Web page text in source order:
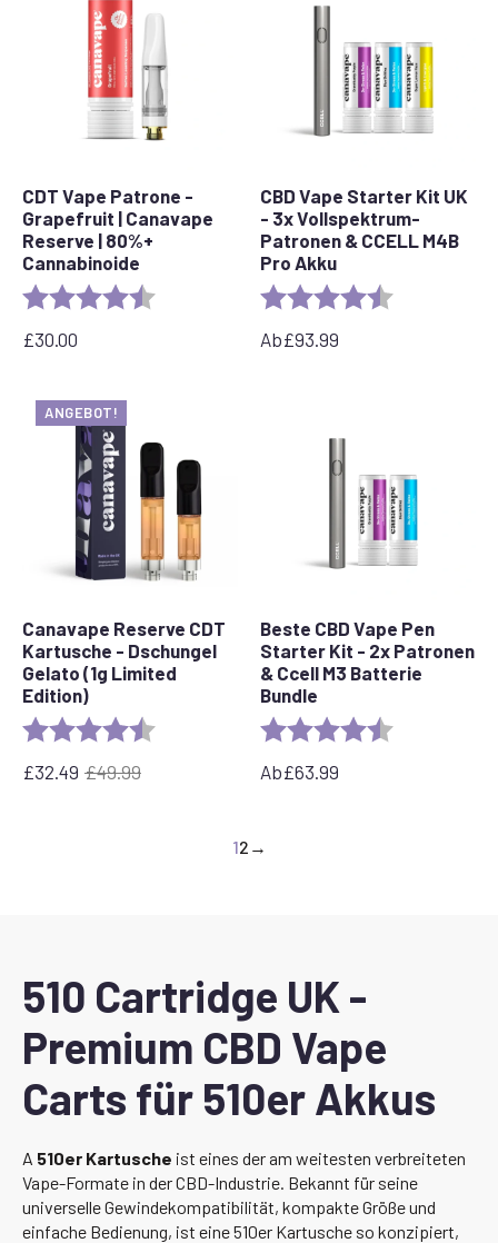
CDT Vape Patrone -
Grapefruit | Canavape
Reserve | 80%+
Cannabinoide
Bewertung: 4,6 von 5 Sternen
£30.00
CBD Vape Starter Kit UK
- 3x Vollspektrum-
Patronen & CCELL M4B
Pro Akku
Bewertung:
Ab£93.99
ANGEBOT!
Canavape Reserve CDT
Kartusche - Dschungel
Gelato (1g Limited
Edition)
Bewertung: 4,7 von 5 Sternen
£49.99
Ursprünglicher
£32.49
Der
Beste CBD Vape Pen
Starter Kit - 2x Patronen
& Ccell M3 Batterie
Bundle
Bewertung:
Ab£63.99
12 →
510 Cartridge UK -
Premium CBD Vape
Carts für 510er Akkus
A 510er Kartusche ist eines der am weitesten verbreiteten
Vape-Formate in der CBD-Industrie. Bekannt für seine
universelle Gewindekompatibilität, kompakte Größe und
einfache Bedienung, ist eine 510er Kartusche so konzipiert,